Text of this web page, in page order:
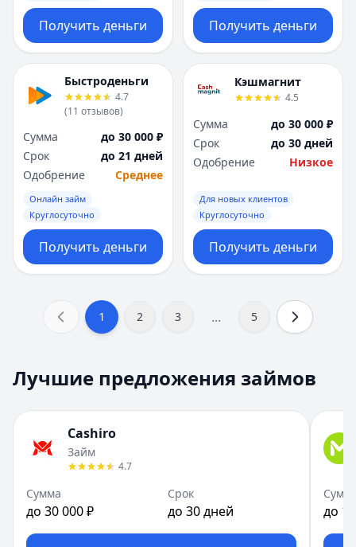
Получить деньги Получить деньги
Быстроденьги
4.7
(11 отзывов)
Сумма
до 30 000 ₽
Срок
до 21 дней
Одобрение
Среднее
Онлайн займ
Круглосуточно
Получить деньги
Кэшмагнит
4.5
Сумма
до 30 000 ₽
Срок
до 30 дней
Одобрение
Низкое
Для новых клиентов
Круглосуточно
Получить деньги
1 2 3 ... 5
Лучшие предложения займов
Cashiro
Займ
4.7
Сумма
до 30 000 ₽
Срок
до 30 дней до